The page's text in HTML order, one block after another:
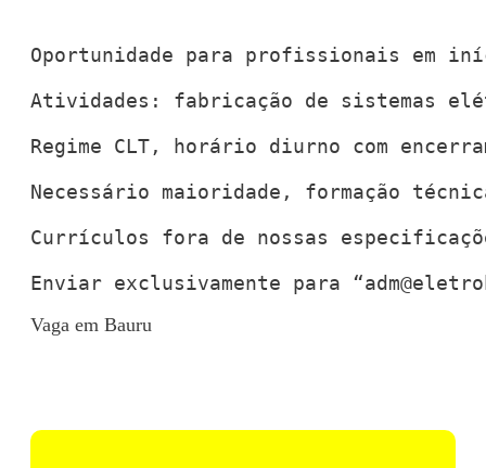
Oportunidade para profissionais em
Atividades: fabricação de sistemas
Regime CLT, horário diurno com
Necessário maioridade, formação
Currículos fora de nossas
Enviar exclusivamente para “
Vaga em Bauru